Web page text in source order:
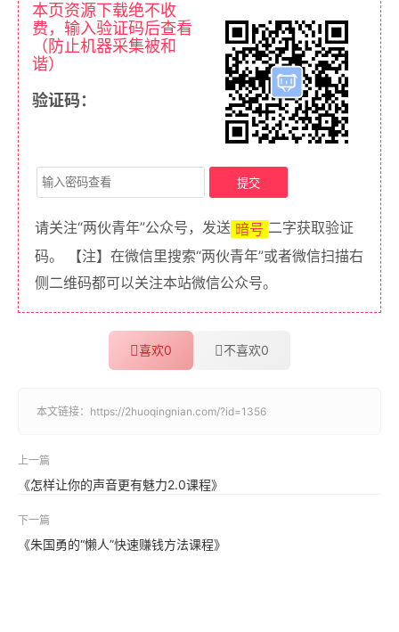
本页资源下载绝不收
费，输入验证码后查看
（防止机器采集被和
谐）
验证码：
请关注“两伙青年”公众号，发送 暗号 二字获取验证
码。 【注】在微信里搜索“两伙青年”或者微信扫描右
侧二维码都可以关注本站微信公众号。
喜欢0 不喜欢0
本文链接： https://2huoqingnian.com/?id=1356
上一篇
《怎样让你的声音更有魅力2.0课程》
下一篇
《朱国勇的“懒人”快速赚钱方法课程》